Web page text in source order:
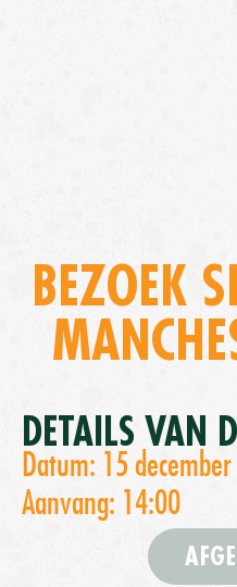
BEZOEK
DETAILS VAN
Datum: 15
Aanvang: 14:00